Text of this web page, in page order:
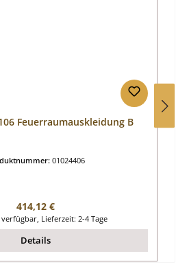
Feuerraumauskleidung B
01024406
Regulärer Preis:
414,12 €
Lieferzeit: 2-4 Tage
Details